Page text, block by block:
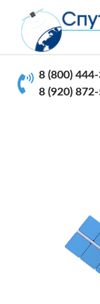
8 (800)
8 (920)